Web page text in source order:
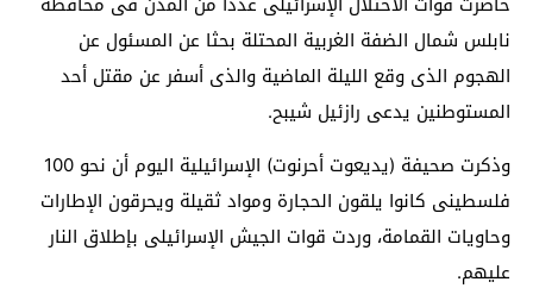
نابلس شمال الضفة الغربية المحتلة بحثا عن المسئول عن
الهجوم الذى وقع الليلة الماضية والذى أسفر عن مقتل أحد
المستوطنين يدعى رازئيل شيبح.
وذكرت صحيفة (يديعوت أحرنوت) الإسرائيلية اليوم أن نحو 100
فلسطينى كانوا يلقون الحجارة ومواد ثقيلة ويحرقون الإطارات
وحاويات القمامة، وردت قوات الجيش الإسرائيلى بإطلاق النار
عليهم.